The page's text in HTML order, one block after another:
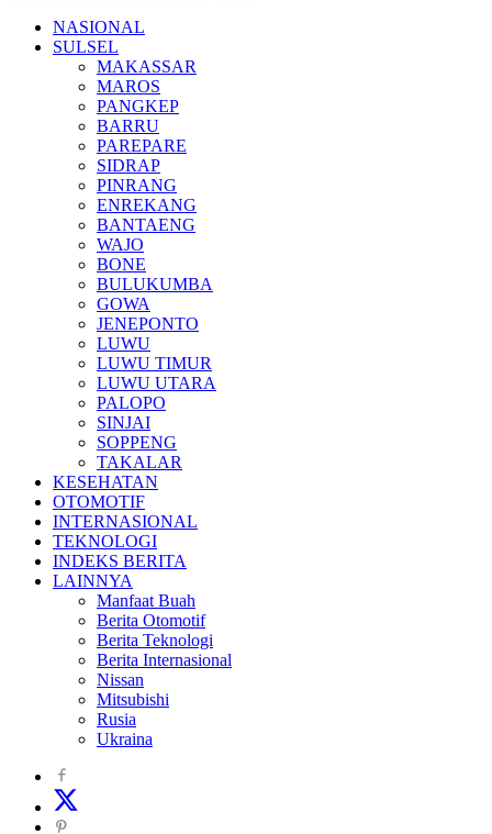
NASIONAL
SULSEL
MAKASSAR
MAROS
PANGKEP
BARRU
PAREPARE
SIDRAP
PINRANG
ENREKANG
BANTAENG
WAJO
BONE
BULUKUMBA
GOWA
JENEPONTO
LUWU
LUWU TIMUR
LUWU UTARA
PALOPO
SINJAI
SOPPENG
TAKALAR
KESEHATAN
OTOMOTIF
INTERNASIONAL
TEKNOLOGI
INDEKS BERITA
LAINNYA
Manfaat Buah
Berita Otomotif
Berita Teknologi
Berita Internasional
Nissan
Mitsubishi
Rusia
Ukraina